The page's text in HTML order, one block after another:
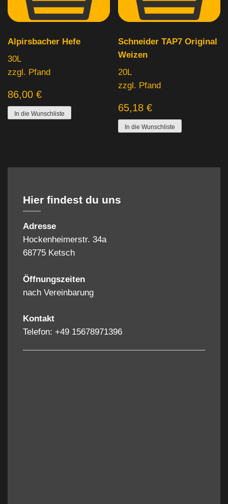
Alpirsbacher Hefe
30L
zzgl. Pfand
86,00 €
In die Wunschliste
Schneider TAP7 Original
Weizen
20L
zzgl. Pfand
65,18€
In die Wunschliste
Hier findest du uns
Adresse
Hockenheimerstr. 34a
68775 Ketsch
Öffnungszeiten
nach Vereinbarung
Kontakt
Telefon: +49 15678971396